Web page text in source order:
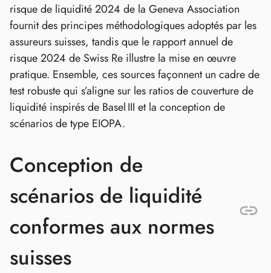
risque de liquidité 2024 de la Geneva Association
fournit des principes méthodologiques adoptés par les
assureurs suisses, tandis que le rapport annuel de
risque 2024 de Swiss Re illustre la mise en œuvre
pratique. Ensemble, ces sources façonnent un cadre de
test robuste qui s’aligne sur les ratios de couverture de
liquidité inspirés de Basel III et la conception de
scénarios de type EIOPA.
Conception de
scénarios de liquidité
conformes aux normes
suisses